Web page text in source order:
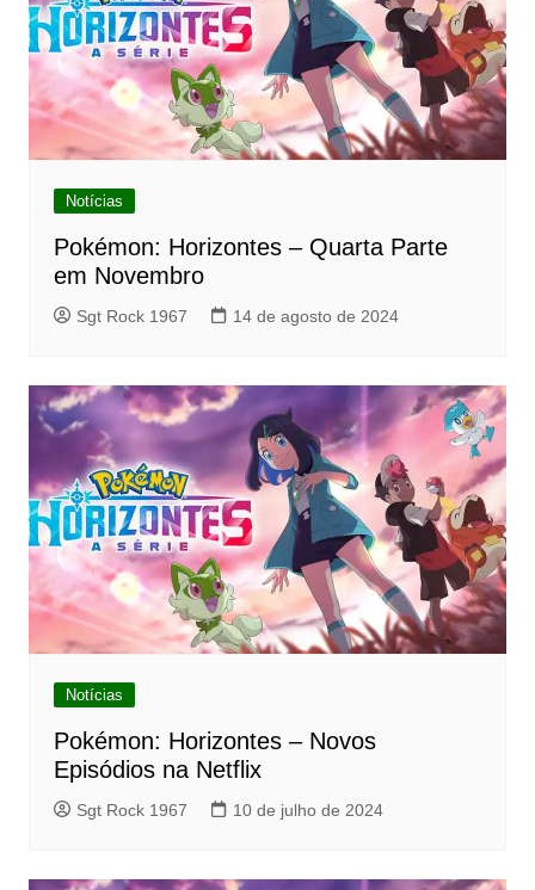
Notícias
Pokémon: Horizontes – Quarta Parte
em Novembro
Sgt Rock 1967 14 de agosto de 2024
Notícias
Pokémon: Horizontes – Novos
Episódios na Netflix
Sgt Rock 1967 10 de julho de 2024